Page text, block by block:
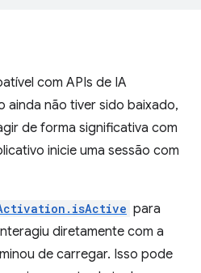
com APIs de IA
ainda não tiver sido baixado,
de forma significativa com
inicie uma sessão com
para
diretamente com a
de carregar. Isso pode